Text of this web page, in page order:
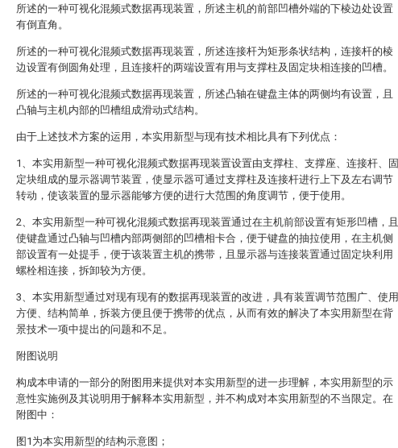
所述的一种可视化混频式数据再现装置，所述主机的前部凹槽外端的下棱边处设置
有倒直角。
所述的一种可视化混频式数据再现装置，所述连接杆为矩形条状结构，连接杆的棱
边设置有倒圆角处理，且连接杆的两端设置有用与支撑柱及固定块相连接的凹槽。
所述的一种可视化混频式数据再现装置，所述凸轴在键盘主体的两侧均有设置，且
凸轴与主机内部的凹槽组成滑动式结构。
由于上述技术方案的运用，本实用新型与现有技术相比具有下列优点：
1、本实用新型一种可视化混频式数据再现装置设置由支撑柱、支撑座、连接杆、固
定块组成的显示器调节装置，使显示器可通过支撑柱及连接杆进行上下及左右调节
转动，使该装置的显示器能够方便的进行大范围的角度调节，便于使用。
2、本实用新型一种可视化混频式数据再现装置通过在主机前部设置有矩形凹槽，且
使键盘通过凸轴与凹槽内部两侧部的凹槽相卡合，便于键盘的抽拉使用，在主机侧
部设置有一处提手，便于该装置主机的携带，且显示器与连接装置通过固定块利用
螺栓相连接，拆卸较为方便。
3、本实用新型通过对现有现有的数据再现装置的改进，具有装置调节范围广、使用
方便、结构简单，拆装方便且便于携带的优点，从而有效的解决了本实用新型在背
景技术一项中提出的问题和不足。
附图说明
构成本申请的一部分的附图用来提供对本实用新型的进一步理解，本实用新型的示
意性实施例及其说明用于解释本实用新型，并不构成对本实用新型的不当限定。在
附图中：
图1为本实用新型的结构示意图；